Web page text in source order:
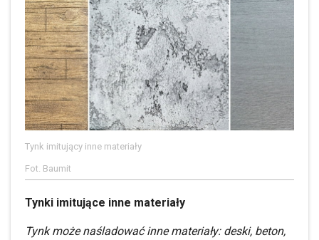
Tynk imitujący inne materiały
Fot. Baumit
Tynki imitujące inne materiały
Tynk może naśladować inne materiały: deski, beton,